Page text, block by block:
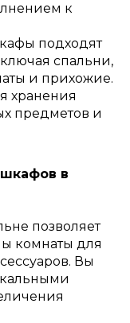
к
подходят
спальни,
и прихожие.
хранения
предметов и
в
позволяет
комнаты для
Вы